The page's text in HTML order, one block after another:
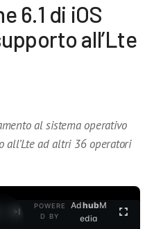
6.1 di iOS
all’Lte
al sistema operativo
all’Lte ad altri 36 operatori
POWERE
D BY
AdhubM
edia